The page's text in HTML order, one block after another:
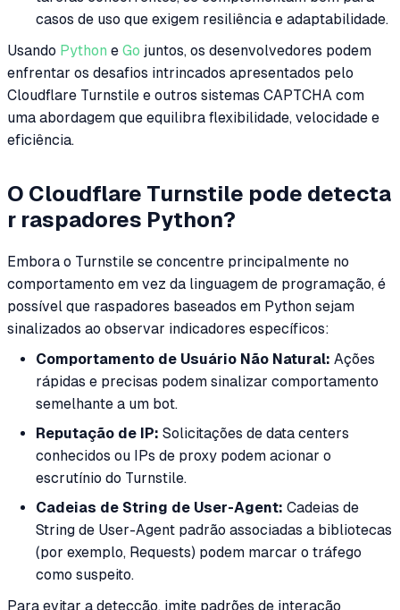
casos de uso que exigem resiliência e adaptabilidade.
Usando Python e Go juntos, os desenvolvedores podem
enfrentar os desafios intrincados apresentados pelo
Cloudflare Turnstile e outros sistemas CAPTCHA com
uma abordagem que equilibra flexibilidade, velocidade e
eficiência.
O Cloudflare Turnstile pode detecta
r raspadores Python?
Embora o Turnstile se concentre principalmente no
comportamento em vez da linguagem de programação, é
possível que raspadores baseados em Python sejam
sinalizados ao observar indicadores específicos:
Comportamento de Usuário Não Natural: Ações
rápidas e precisas podem sinalizar comportamento
semelhante a um bot.
Reputação de IP: Solicitações de data centers
conhecidos ou IPs de proxy podem acionar o
escrutínio do Turnstile.
Cadeias de String de User-Agent: Cadeias de
String de User-Agent padrão associadas a bibliotecas
(por exemplo, Requests) podem marcar o tráfego
como suspeito.
Para evitar a detecção, imite padrões de interação